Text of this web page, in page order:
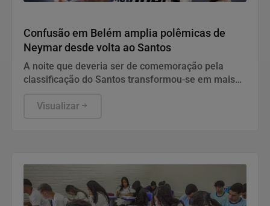
Confusão em Belém amplia polêmicas de
Neymar desde volta ao Santos
A noite que deveria ser de comemoração pela
classificação do Santos transformou-se em mais
Visualizar